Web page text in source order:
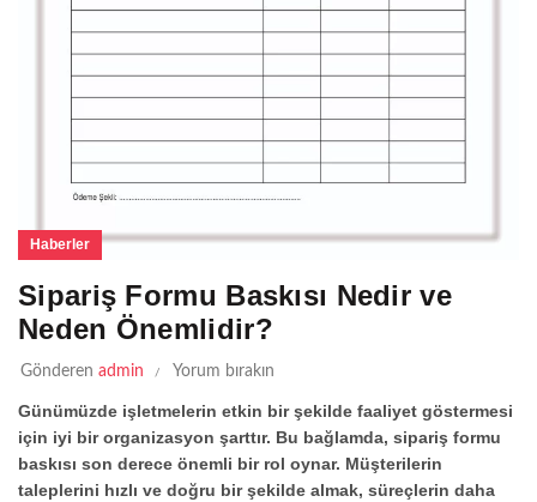
Haberler
Sipariş Formu Baskısı Nedir ve
Neden Önemlidir?
Gönderen admin Yorum bırakın
Günümüzde işletmelerin etkin bir şekilde faaliyet göstermesi
için iyi bir organizasyon şarttır. Bu bağlamda, sipariş formu
baskısı son derece önemli bir rol oynar. Müşterilerin
taleplerini hızlı ve doğru bir şekilde almak, süreçlerin daha